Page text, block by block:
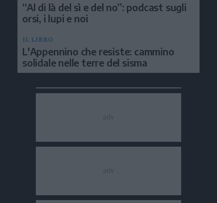
“Al di là del sì e del no”: podcast sugli
orsi, i lupi e noi
IL LIBRO
L'Appennino che resiste: cammino
solidale nelle terre del sisma